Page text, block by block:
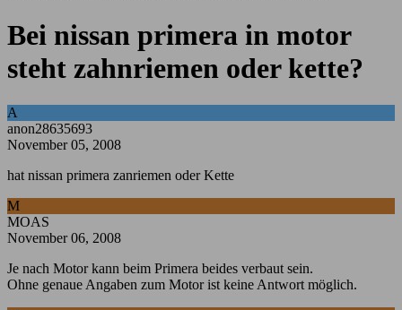
Bei nissan primera in motor
steht zahnriemen oder kette?
A
anon28635693
November 05, 2008
hat nissan primera zanriemen oder Kette
M
MOAS
November 06, 2008
Je nach Motor kann beim Primera beides verbaut sein.
Ohne genaue Angaben zum Motor ist keine Antwort möglich.